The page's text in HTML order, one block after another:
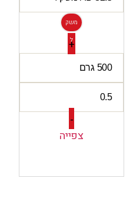
משק
ל
+
-
צפייה